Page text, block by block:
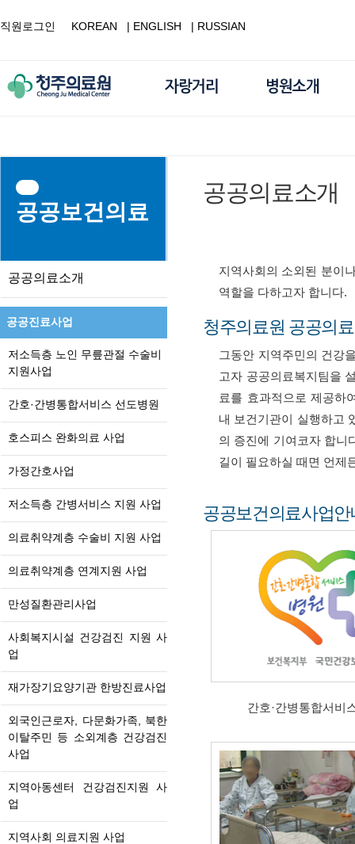
직원로그인 KOREAN | ENGLISH | RUSSIAN
공공보건의료
공공의료소개
공공진료사업
저소득층 노인 무릎관절 수술비
지원사업
간호·간병통합서비스 선도병원
호스피스 완화의료 사업
가정간호사업
저소득층 간병서비스 지원 사업
의료취약계층 수술비 지원 사업
의료취약계층 연계지원 사업
만성질환관리사업
사회복지시설 건강검진 지원 사
업
재가장기요양기관 한방진료사업
외국인근로자, 다문화가족, 북한
이탈주민 등 소외계층 건강검진
사업
지역아동센터 건강검진지원 사
업
지역사회 의료지원 사업
공공의료소개
지역사회의 소외된 분이
역할을 다하고자 합니다.
청주의료원 공공의
그동안 지역주민의 건강
고자 공공의료복지팀을
료를 효과적으로 제공하
내 보건기관이 실행하고
의 증진에 기여코자 합니
길이 필요하실 때면 언제
공공보건의료사업안
간호·간병통합서비